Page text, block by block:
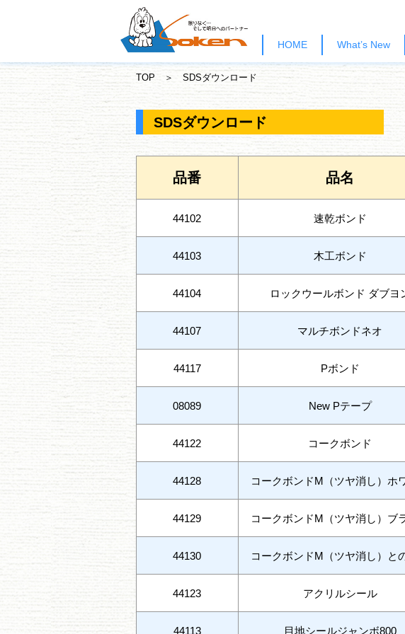
HOME What’s New
TOP ＞ SDSダウンロード
SDSダウンロード
品番 品名
44102 速乾ボンド
44103 木工ボンド
44104 ロックウールボンド ダブヨ
44107 マルチボンドネオ
44117 Pボンド
08089 New Pテープ
44122 コークボンド
44128 コークボンドM（ツヤ消し）ホ
44129 コークボンドM（ツヤ消し）ブ
44130 コークボンドM（ツヤ消し）と
44123 アクリルシール
44113 目地シールジャンボ800